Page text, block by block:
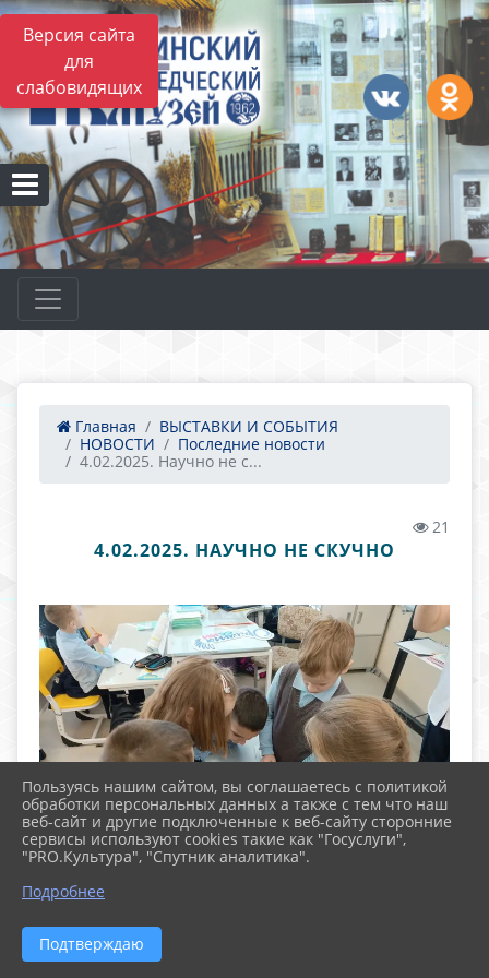
Версия сайта
для
слабовидящих
Главная
ВЫСТАВКИ И СОБЫТИЯ
НОВОСТИ
Последние новости
4.02.2025. Научно не с...
21
4.02.2025. НАУЧНО НЕ СКУЧНО
Пользуясь нашим сайтом, вы соглашаетесь с политикой
обработки персональных данных а также с тем что наш
веб-сайт и другие подключенные к веб-сайту сторонние
сервисы используют cookies такие как "Госуслуги",
"PRO.Культура", "Спутник аналитика".
Подробнее
Подтверждаю